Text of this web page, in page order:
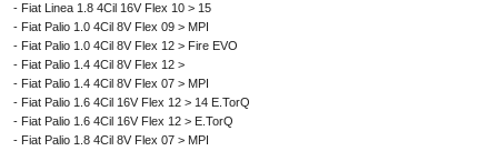
- Fiat Linea 1.8 4Cil 16V Flex 10 > 15
- Fiat Palio 1.0 4Cil 8V Flex 09 > MPI
- Fiat Palio 1.0 4Cil 8V Flex 12 > Fire EVO
- Fiat Palio 1.4 4Cil 8V Flex 12 >
- Fiat Palio 1.4 4Cil 8V Flex 07 > MPI
- Fiat Palio 1.6 4Cil 16V Flex 12 > 14 E.TorQ
- Fiat Palio 1.6 4Cil 16V Flex 12 > E.TorQ
- Fiat Palio 1.8 4Cil 8V Flex 07 > MPI